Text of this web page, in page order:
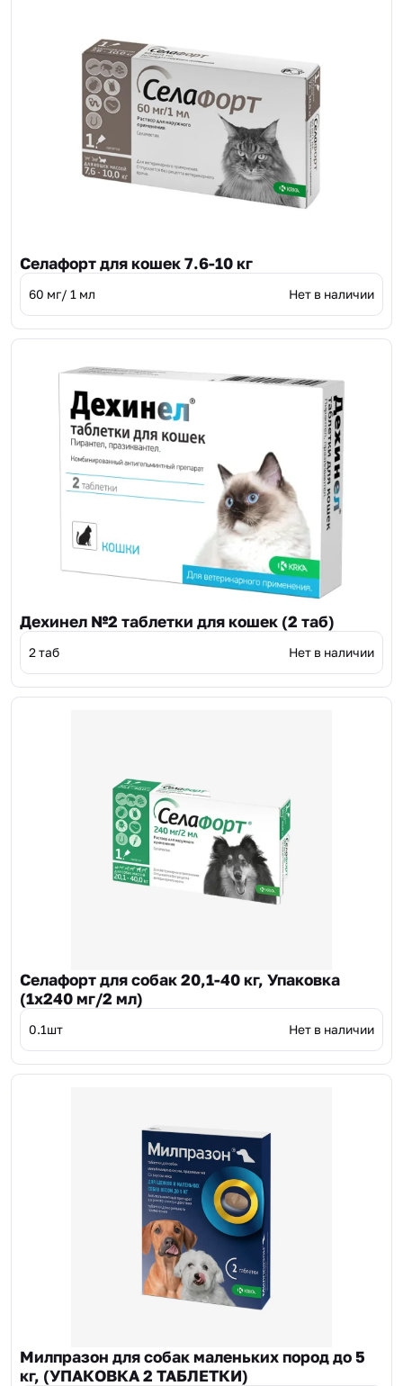
Селафорт для кошек 7.6-10 кг
60 мг/ 1 мл Нет в наличии
Дехинел №2 таблетки для кошек (2 таб)
2 таб Нет в наличии
Селафорт для собак 20,1-40 кг, Упаковка
(1х240 мг/2 мл)
0.1шт Нет в наличии
Милпразон для собак маленьких пород до 5
кг, (УПАКОВКА 2 ТАБЛЕТКИ)